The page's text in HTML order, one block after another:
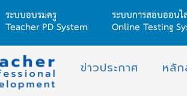
ระบบอบรมครู
Teacher PD System
ระบบการสอบออนไ
Online Testing
ข่าวประกาศ หลัก